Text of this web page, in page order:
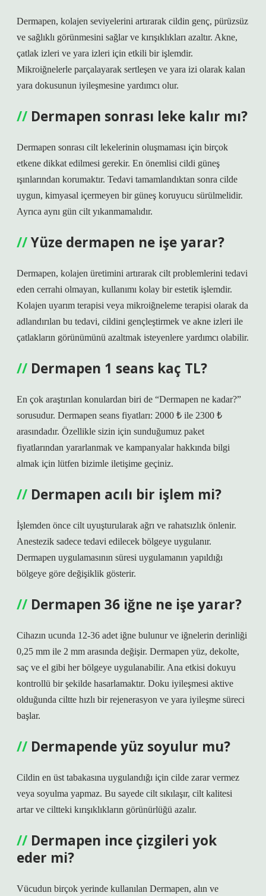
Dermapen, kolajen seviyelerini artırarak cildin genç, pürüzsüz
ve sağlıklı görünmesini sağlar ve kırışıklıkları azaltır. Akne,
çatlak izleri ve yara izleri için etkili bir işlemdir.
Mikroiğnelerle parçalayarak sertleşen ve yara izi olarak kalan
yara dokusunun iyileşmesine yardımcı olur.
Dermapen sonrası leke kalır mı?
Dermapen sonrası cilt lekelerinin oluşmaması için birçok
etkene dikkat edilmesi gerekir. En önemlisi cildi güneş
ışınlarından korumaktır. Tedavi tamamlandıktan sonra cilde
uygun, kimyasal içermeyen bir güneş koruyucu sürülmelidir.
Ayrıca aynı gün cilt yıkanmamalıdır.
Yüze dermapen ne işe yarar?
Dermapen, kolajen üretimini artırarak cilt problemlerini tedavi
eden cerrahi olmayan, kullanımı kolay bir estetik işlemdir.
Kolajen uyarım terapisi veya mikroiğneleme terapisi olarak da
adlandırılan bu tedavi, cildini gençleştirmek ve akne izleri ile
çatlakların görünümünü azaltmak isteyenlere yardımcı olabilir.
Dermapen 1 seans kaç TL?
En çok araştırılan konulardan biri de “Dermapen ne kadar?”
sorusudur. Dermapen seans fiyatları: 2000 ₺ ile 2300 ₺
arasındadır. Özellikle sizin için sunduğumuz paket
fiyatlarından yararlanmak ve kampanyalar hakkında bilgi
almak için lütfen bizimle iletişime geçiniz.
Dermapen acılı bir işlem mi?
İşlemden önce cilt uyuşturularak ağrı ve rahatsızlık önlenir.
Anestezik sadece tedavi edilecek bölgeye uygulanır.
Dermapen uygulamasının süresi uygulamanın yapıldığı
bölgeye göre değişiklik gösterir.
Dermapen 36 iğne ne işe yarar?
Cihazın ucunda 12-36 adet iğne bulunur ve iğnelerin derinliği
0,25 mm ile 2 mm arasında değişir. Dermapen yüz, dekolte,
saç ve el gibi her bölgeye uygulanabilir. Ana etkisi dokuyu
kontrollü bir şekilde hasarlamaktır. Doku iyileşmesi aktive
olduğunda ciltte hızlı bir rejenerasyon ve yara iyileşme süreci
başlar.
Dermapende yüz soyulur mu?
Cildin en üst tabakasına uygulandığı için cilde zarar vermez
veya soyulma yapmaz. Bu sayede cilt sıkılaşır, cilt kalitesi
artar ve ciltteki kırışıklıkların görünürlüğü azalır.
Dermapen ince çizgileri yok
eder mi?
Vücudun birçok yerinde kullanılan Dermapen, alın ve